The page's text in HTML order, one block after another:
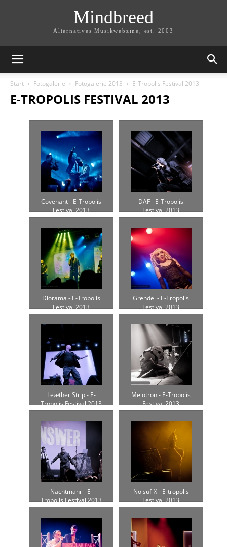
Mindbreed
Alternatives Musikwebzine, est. 2003
Start Fotogalerie Fotogalerie 2013 E-Tropolis Festival 2013
E-TROPOLIS FESTIVAL 2013
Covenant - E-Tropolis
Festival 2013
DAF - E-Tropolis
Festival 2013
Diorama - E-Tropolis
Festival 2013
Grendel - E-Tropolis
Festival 2013
Leæther Strip - E-
Tropolis Festival 2013
Melotron - E-Tropolis
Festival 2013
Nachtmahr - E-
Tropolis Festival 2013
Noisuf-X - E-tropolis
Festival 2013